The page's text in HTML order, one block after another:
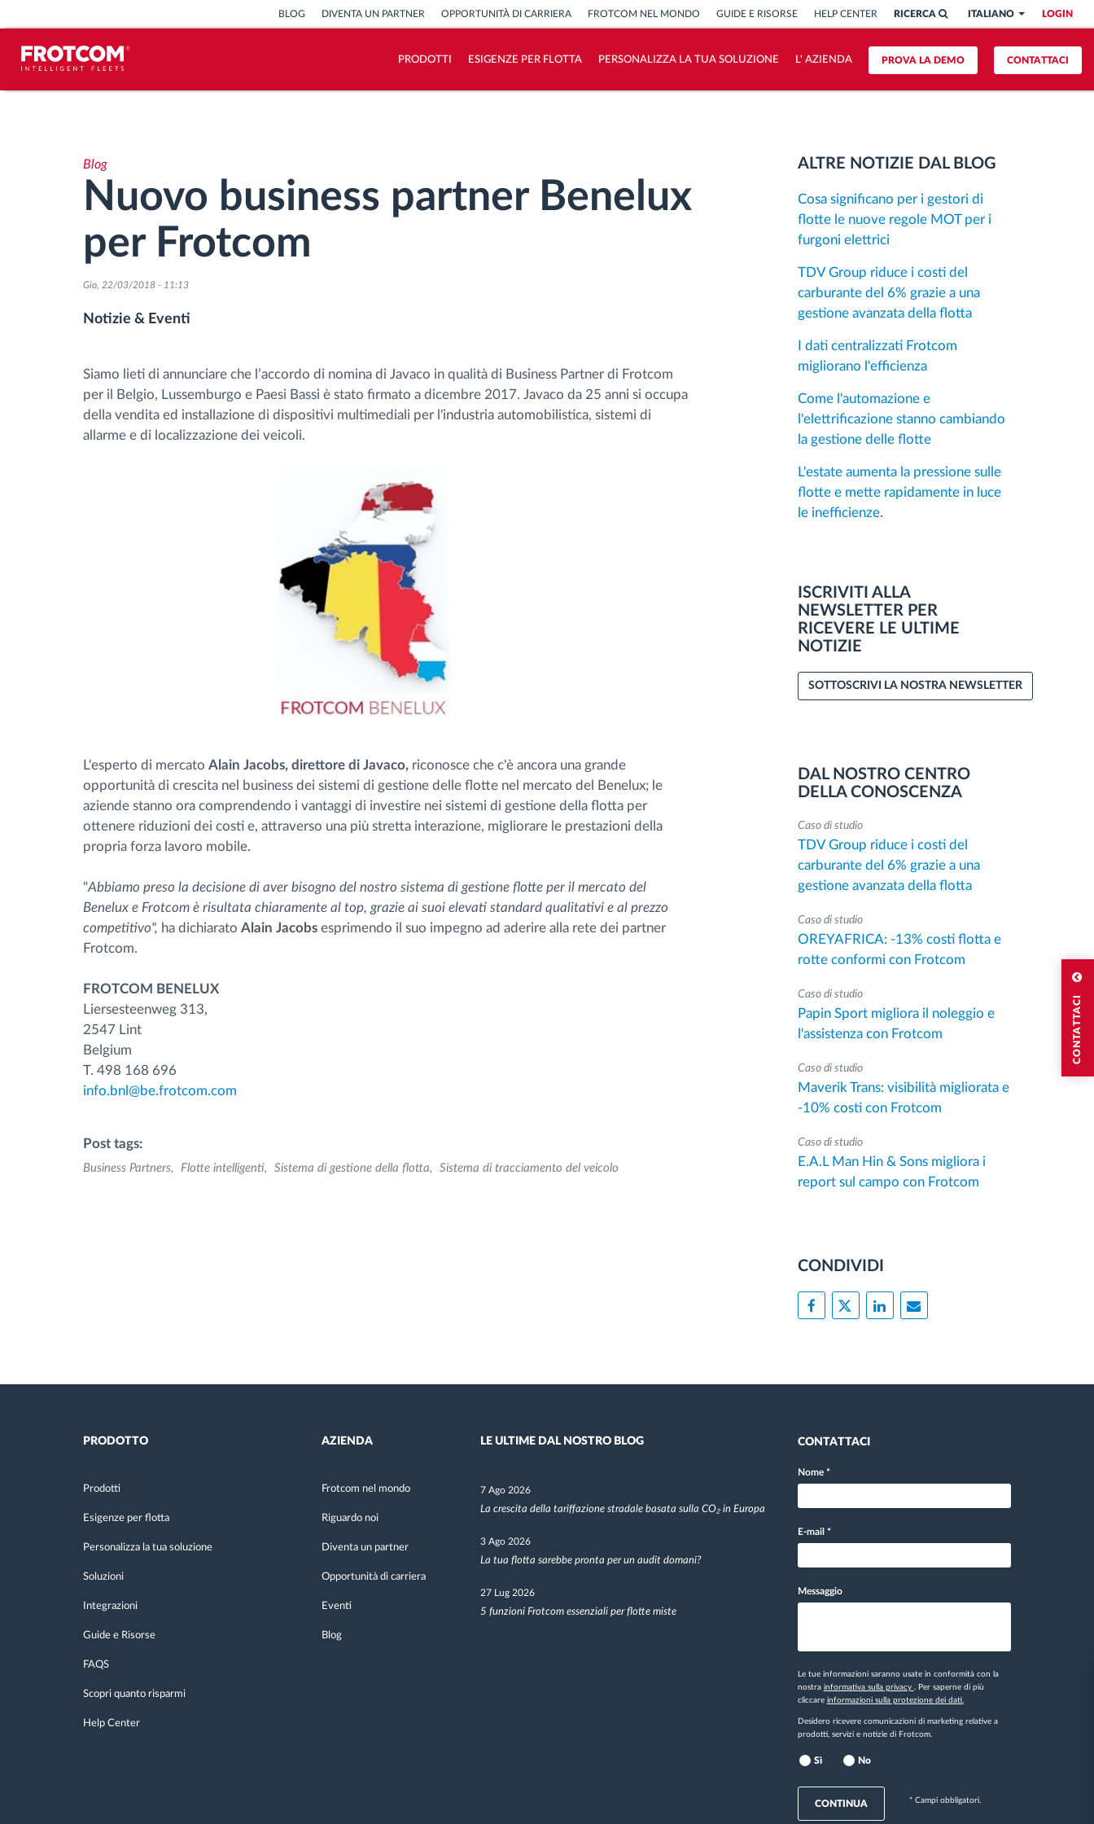
CONTATTACI
LOGIN
ITALIANO
RICERCA
BLOG DIVENTA UN PARTNER OPPORTUNITÀ DI CARRIERA FROTCOM NEL MONDO GUIDE E RISORSE HELP CENTER
CONTATTACI
PROVA LA DEMO
PRODOTTI ESIGENZE PER FLOTTA PERSONALIZZA LA TUA SOLUZIONE L' AZIENDA
Analisi dello stile di guida
Monitoraggio dei tempi di guida
Download remoto del cronotachigrafo
Gestione carburante
Scopri tutte le caratteristiche
Blog
Nuovo business partner Benelux
per Frotcom
Gio, 22/03/2018 - 11:13
Notizie & Eventi
Siamo lieti di annunciare che l’accordo di nomina di Javaco in qualità di Business Partner di Frotcom
per il Belgio, Lussemburgo e Paesi Bassi è stato firmato a dicembre 2017. Javaco da 25 anni si occupa
della vendita ed installazione di dispositivi multimediali per l'industria automobilistica, sistemi di
allarme e di localizzazione dei veicoli.
L'esperto di mercato Alain Jacobs, direttore di Javaco, riconosce che c'è ancora una grande
opportunità di crescita nel business dei sistemi di gestione delle flotte nel mercato del Benelux; le
aziende stanno ora comprendendo i vantaggi di investire nei sistemi di gestione della flotta per
ottenere riduzioni dei costi e, attraverso una più stretta interazione, migliorare le prestazioni della
propria forza lavoro mobile.
"Abbiamo preso la decisione di aver bisogno del nostro sistema di gestione flotte per il mercato del
Benelux e Frotcom è risultata chiaramente al top, grazie ai suoi elevati standard qualitativi e al prezzo
competitivo", ha dichiarato Alain Jacobs esprimendo il suo impegno ad aderire alla rete dei partner
Frotcom.
FROTCOM BENELUX
Liersesteenweg 313,
2547 Lint
Belgium
T. 498 168 696
info.bnl@be.frotcom.com
Post tags:
Business Partners Flotte intelligenti Sistema di gestione della flotta Sistema di tracciamento del veicolo
ALTRE NOTIZIE DAL BLOG
Cosa significano per i gestori di
flotte le nuove regole MOT per i
furgoni elettrici
TDV Group riduce i costi del
carburante del 6% grazie a una
gestione avanzata della flotta
I dati centralizzati Frotcom
migliorano l'efficienza
Come l'automazione e
l'elettrificazione stanno cambiando
la gestione delle flotte
L'estate aumenta la pressione sulle
flotte e mette rapidamente in luce
le inefficienze.
ISCRIVITI ALLA
NEWSLETTER PER
RICEVERE LE ULTIME
NOTIZIE
SOTTOSCRIVI LA NOSTRA NEWSLETTER
DAL NOSTRO CENTRO
DELLA CONOSCENZA
Caso di studio
TDV Group riduce i costi del
carburante del 6% grazie a una
gestione avanzata della flotta
Caso di studio
OREYAFRICA: -13% costi flotta e
rotte conformi con Frotcom
Caso di studio
Papin Sport migliora il noleggio e
l'assistenza con Frotcom
Caso di studio
Maverik Trans: visibilità migliorata e
-10% costi con Frotcom
Caso di studio
E.A.L Man Hin & Sons migliora i
report sul campo con Frotcom
CONDIVIDI
PRODOTTO
Prodotti
Esigenze per flotta
Personalizza la tua soluzione
Soluzioni
Integrazioni
Guide e Risorse
FAQS
Scopri quanto risparmi
Help Center
AZIENDA
Frotcom nel mondo
Riguardo noi
Diventa un partner
Opportunità di carriera
Eventi
Blog
LE ULTIME DAL NOSTRO BLOG
7 Ago 2026
La crescita della tariffazione stradale basata sulla CO₂ in Europa
3 Ago 2026
La tua flotta sarebbe pronta per un audit domani?
27 Lug 2026
5 funzioni Frotcom essenziali per flotte miste
CONTATTACI
Nome *
E-mail *
Messaggio
Le tue informazioni saranno usate in conformità con la
nostra informativa sulla privacy . Per saperne di più
cliccare informazioni sulla protezione dei dati.
Desidero ricevere comunicazioni di marketing relative a
prodotti, servizi e notizie di Frotcom.
Sì No
CONTINUA * Campi obbligatori.